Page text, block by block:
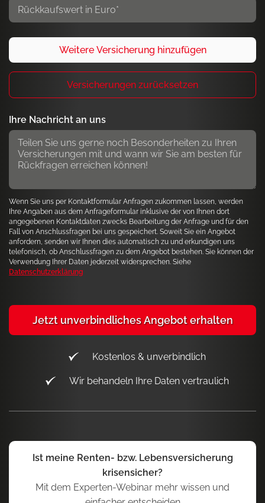
Ihre Nachricht an uns
Wenn Sie uns per Kontaktformular Anfragen zukommen lassen, werden
Ihre Angaben aus dem Anfrageformular inklusive der von Ihnen dort
angegebenen Kontaktdaten zwecks Bearbeitung der Anfrage und für den
Fall von Anschlussfragen bei uns gespeichert. Soweit Sie ein Angebot
anfordern, senden wir Ihnen dies automatisch zu und erkundigen uns
telefonisch, ob Anschlussfragen zu dem Angebot bestehen. Sie können der
Verwendung Ihrer Daten jederzeit widersprechen. Siehe
Datenschutzerklärung
Jetzt unverbindliches Angebot erhalten
Kostenlos & unverbindlich
Wir behandeln Ihre Daten vertraulich
Ist meine Renten- bzw. Lebensversicherung
krisensicher?
Mit dem Experten-Webinar mehr wissen und